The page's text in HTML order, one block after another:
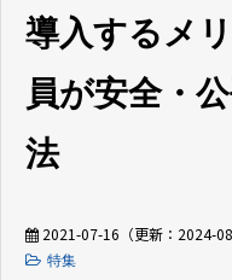
導入するメ
員が安全・
法
2021-07-16 （更新： 2024-
特集